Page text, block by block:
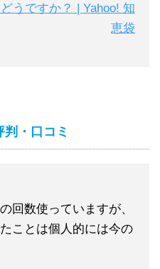
うですか？ | Yahoo! 知
恵袋
・口コミ
回数使っていますが、
ことは個人的には今の